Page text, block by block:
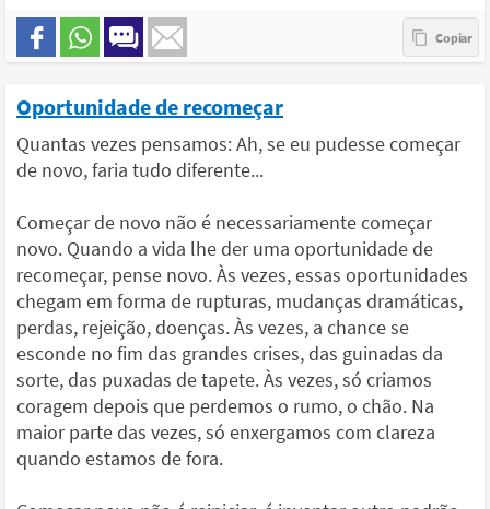
Oportunidade de recomeçar
Quantas vezes pensamos: Ah, se eu pudesse começar
de novo, faria tudo diferente...
Começar de novo não é necessariamente começar
novo. Quando a vida lhe der uma oportunidade de
recomeçar, pense novo. Às vezes, essas oportunidades
chegam em forma de rupturas, mudanças dramáticas,
perdas, rejeição, doenças. Às vezes, a chance se
esconde no fim das grandes crises, das guinadas da
sorte, das puxadas de tapete. Às vezes, só criamos
coragem depois que perdemos o rumo, o chão. Na
maior parte das vezes, só enxergamos com clareza
quando estamos de fora.